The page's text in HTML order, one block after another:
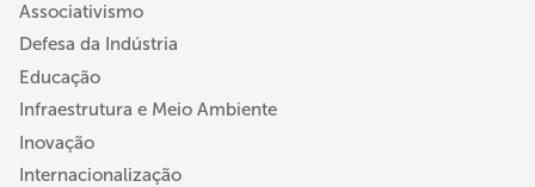
Associativismo
Defesa da Indústria
Educação
Infraestrutura e Meio Ambiente
Inovação
Internacionalização